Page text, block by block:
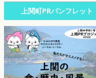
上関町PRパンフレット